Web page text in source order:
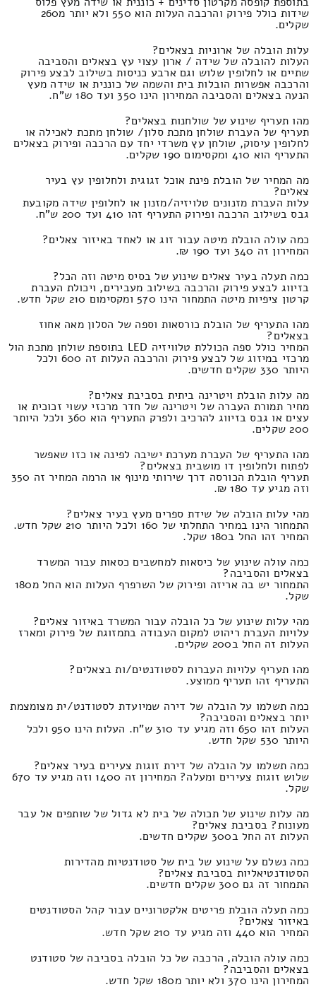
שידות כולל פירוק והרכבה העלות הוא 550 ולא יותר מ260
שקלים.
עלות הובלה של ארוניות בצאלים?
העלות להובלה של שידה / ארון עצוי עץ בצאלים והסביבה
שתיים או לחלופין שלוש וגם ארבע כניסות בשילוב לבצע פירוק
והרכבה אפשרות הובלות בית והשמה של כוננית או שידה מעץ
הנעה בצאלים והסביבה המחירון הינו 350 ועד 180 ש"ח.
מהו תעריף שינוע של שולחנות בצאלים?
תעריף של העברת שולחן מתכת סלון/ שולחן מתכת לאכילה או
לחלופין עיסוק, שולחן עץ משרדי יחד עם הרכבה ופירוק בצאלים
התעריף הוא 410 ומקסימום 190 שקלים.
מה המחיר של הובלת פינת אוכל זגוגית ולחלופין עץ בעיר
צאלים?
עלות העברת מזנונים טלויזיה/מזנון או לחלופין שידה מקובעת
גבס בשילוב הרכבה ופירוק התעריף זהו 410 ועד 200 ש"ח.
כמה עולה הובלת מיטה עבור זוג או לאחד באיזור צאלים?
המחירון זה 340 ועד 190 ₪.
כמה תעלה בעיר צאלים שינוע של בסיס מיטה וזה הכל?
בזיווג לבצע פירוק והרכבה בשילוב מעבירים, ויכולת העברת
קרטון ציפיות מיטה התמחור הינו 570 ומקסימום 210 שקל חדש.
מהו התעריף של הובלת כורסאות וספה של הסלון מאה אחוז
בצאלים?
המחיר כולל ספה הכוללת טלוויזיה LED בתוספת שולחן מתכת הול
מרכזי במיזוג של לבצע פירוק והרכבה העלות זה 600 ולכל
היותר 330 שקלים חדשים.
מה עלות הובלת ויטרינה ביתית בסביבת צאלים?
מחיר תמורת העברה של ויטרינה של חדר מרכזי עשוי זכוכית או
עצים או גבס בזיווג להרכיב ולפרק התעריף הוא 360 ולכל היותר
200 שקלים.
מהו התעריף של העברת מערכת ישיבה לפינה או כזו שאפשר
לפתוח ולחלופין דו מושבית בצאלים?
תעריף הובלת הכורסה דרך שירותי מינוף או הרמה המחיר זה 350
וזה מגיע עד 180 ₪.
מהי עלות הובלה של שידת ספרים מעץ בעיר צאלים?
התמחור הינו במחיר התחלתי של 160 ולכל היותר 210 שקל חדש.
המחיר זהו החל ב180 שקל.
כמה עולה שינוע של כיסאות למחשבים כסאות עבור המשרד
בצאלים והסביבה?
התמחור יש בה אריזה ופירוק של השרפרף העלות הוא החל מ180
שקל.
מהי עלות שינוע של כל הובלה עבור המשרד באיזור צאלים?
עלויות העברת ריהוט למקום העבודה בתמזוגת של פירוק ומארז
העלות זה החל ב200 שקלים.
מהו תעריף עלויות העברות לסטודנטים/ות בצאלים?
התעריף זהו תעריף ממוצע.
כמה תשלמו על הובלה של דירה שמיועדת לסטודנט/ית מצומצמת
יותר בצאלים והסביבה?
העלות זהו 650 וזה מגיע עד 310 ש"ח. העלות הינו 950 ולכל
היותר 530 שקל חדש.
כמה תשלמו על הובלה של דירת זוגות צעירים בעיר צאלים?
שלוש זוגות צעירים ומעלה? המחירון זה 1400 וזה מגיע עד 670
שקל.
מה עלות שינוע של תכולה של בית לא גדול של שותפים אל עבר
מעונות? בסביבת צאלים?
העלות זה החל ב300 שקלים חדשים.
כמה נשלם על שינוע של בית של סטודנטיות מהדירות
הסטודנטיאליות בסביבת צאלים?
התמחור זה גם 300 שקלים חדשים.
כמה תעלה הובלת פריטים אלקטרוניים עבור קהל הסטודנטים
באיזור צאלים?
המחיר הוא 440 וזה מגיע עד 210 שקל חדש.
כמה עולה הובלה, הרכבה של כל הובלה בסביבה של סטודנט
בצאלים והסביבה?
המחירון הינו 370 ולא יותר מ180 שקל חדש.